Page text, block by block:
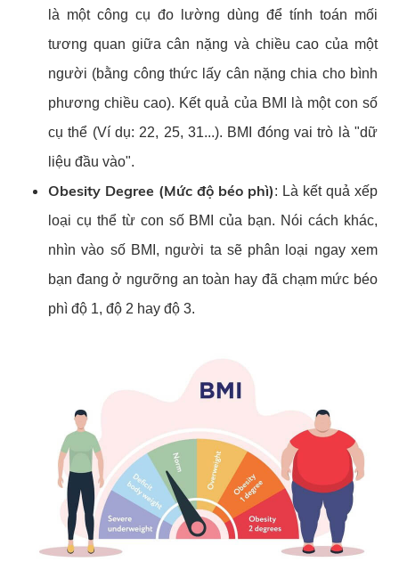
là một công cụ đo lường dùng để tính toán mối
tương quan giữa cân nặng và chiều cao của một
người (bằng công thức lấy cân nặng chia cho bình
phương chiều cao). Kết quả của BMI là một con số
cụ thể (Ví dụ: 22, 25, 31...). BMI đóng vai trò là "dữ
liệu đầu vào".
Obesity Degree (Mức độ béo phì): Là kết quả xếp
loại cụ thể từ con số BMI của bạn. Nói cách khác,
nhìn vào số BMI, người ta sẽ phân loại ngay xem
bạn đang ở ngưỡng an toàn hay đã chạm mức béo
phì độ 1, độ 2 hay độ 3.